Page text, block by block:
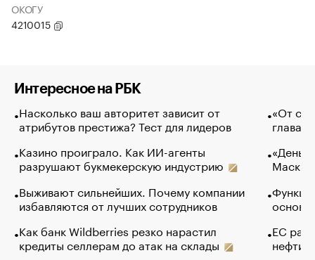
ОКОГУ
4210015
Интересное на РБК
Насколько ваш авторитет зависит от
атрибутов престижа? Тест для лидеров
Казино проиграло. Как ИИ-агенты
разрушают букмекерскую индустрию
Выживают сильнейших. Почему компании
избавляются от лучших сотрудников
Как банк Wildberries резко нарастил
кредиты селлерам до атак на склады
«От
глава
Маск в
основ
ЕС
нефти